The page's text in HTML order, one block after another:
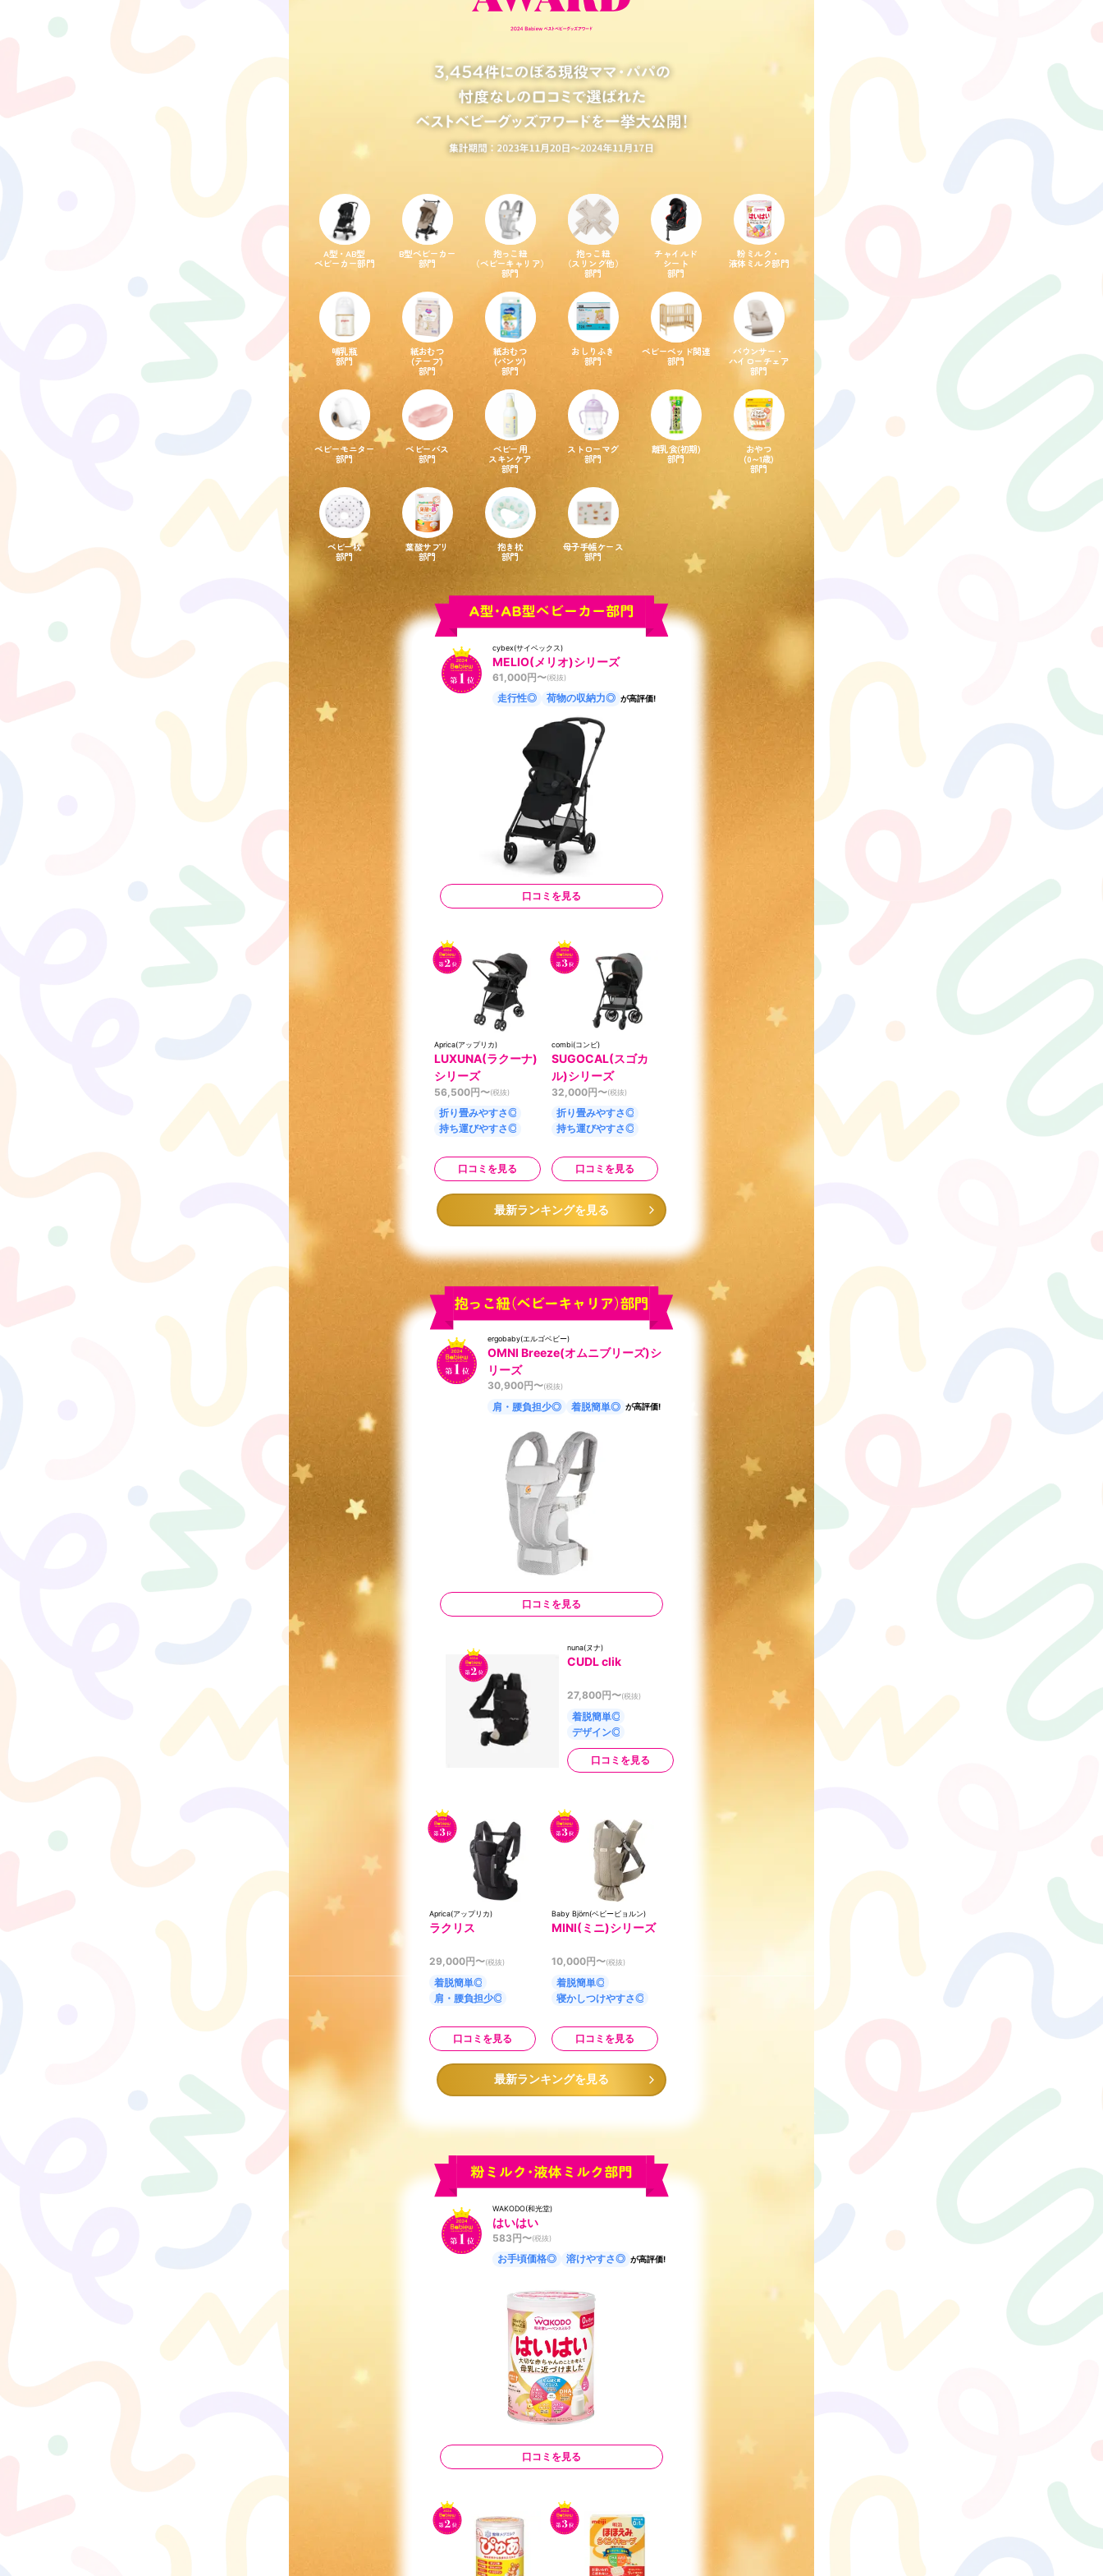
A型・AB型
ベビーカー部門
B型ベビーカー
部門
抱っこ紐
（ベビーキャリア）
部門
抱っこ紐
（スリング他）
部門
チャイルド
シート
部門
粉ミルク・
液体ミルク部門
哺乳瓶
部門
紙おむつ
(テープ)
部門
紙おむつ
(パンツ)
部門
おしりふき
部門
ベビーベッド関連
部門
バウンサー・
ハイローチェア
部門
ベビーモニター
部門
ベビーバス
部門
ベビー用
スキンケア
部門
ストローマグ
部門
離乳食(初期)
部門
おやつ
(0～1歳)
部門
ベビー枕
部門
葉酸サプリ
部門
抱き枕
部門
母子手帳ケース
部門
cybex(サイベックス)
MELIO(メリオ)シリーズ
61,000円〜(税抜)
走行性◎ 荷物の収納力◎ が高評価!
口コミを見る
Aprica(アップリカ)
LUXUNA(ラクーナ)
シリーズ
56,500円〜(税抜)
折り畳みやすさ◎
持ち運びやすさ◎
口コミを見る
combi(コンビ)
SUGOCAL(スゴカ
ル)シリーズ
32,000円〜(税抜)
折り畳みやすさ◎
持ち運びやすさ◎
口コミを見る
最新ランキングを見る
ergobaby(エルゴベビー)
OMNI Breeze(オムニブリーズ)シ
リーズ
30,900円〜(税抜)
肩・腰負担少◎ 着脱簡単◎ が高評価!
口コミを見る
nuna(ヌナ)
CUDL clik
27,800円〜(税抜)
着脱簡単◎
デザイン◎
口コミを見る
Aprica(アップリカ)
ラクリス
29,000円〜(税抜)
着脱簡単◎
肩・腰負担少◎
口コミを見る
Baby Björn(ベビービョルン)
MINI(ミニ)シリーズ
10,000円〜(税抜)
着脱簡単◎
寝かしつけやすさ◎
口コミを見る
最新ランキングを見る
WAKODO(和光堂)
はいはい
583円〜(税抜)
お手頃価格◎ 溶けやすさ◎ が高評価!
口コミを見る